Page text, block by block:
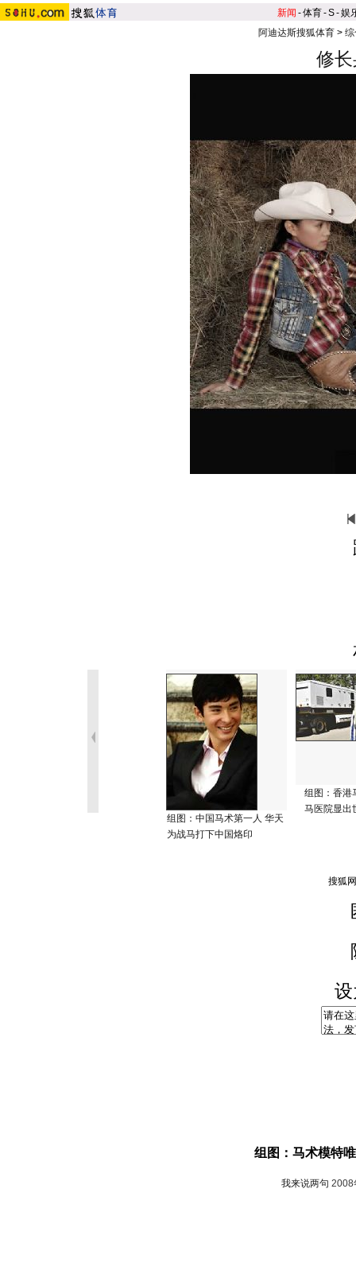
新闻 -体育-S-娱
阿迪达斯搜狐体育> 综
修
组图：中国马术第一人 华天
为战马打下中国烙印
组图：香港
马医院显出
组图：马术模特
我来说两句 2008